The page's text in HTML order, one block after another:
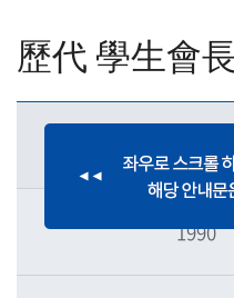
歷代 學生會
1990